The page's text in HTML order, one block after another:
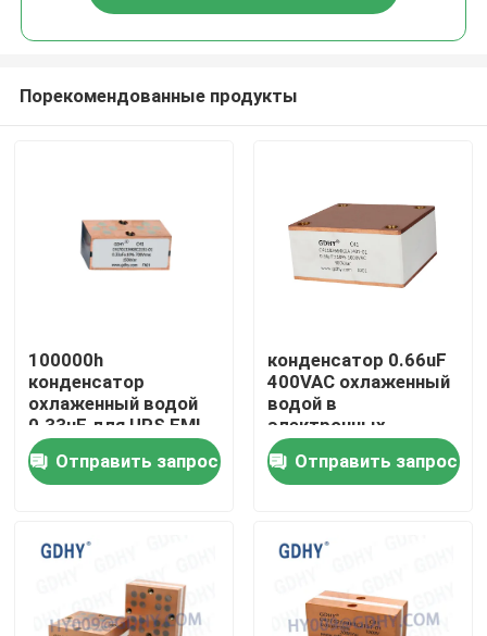
Дом
Продукты
О нас
Путешествие фабрики
Порекомендованные продукты
100000h
конденсатор
охлаженный водой
0.33uF для UPS EMI
Отправить запрос
конденсатор 0.66uF
400VAC охлаженный
водой в
электронных
устройствах силы
Отправить запрос